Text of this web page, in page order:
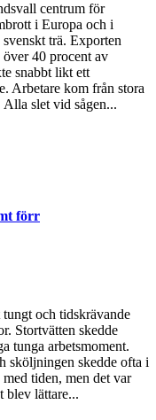
centrum för
i Europa och i
trä. Exporten
40 procent av
snabbt likt ett
Arbetare kom från stora
slet vid sågen...
förr
och tidskrävande
Stortvätten skedde
tunga arbetsmoment.
sköljningen skedde ofta i
tiden, men det var
blev lättare...